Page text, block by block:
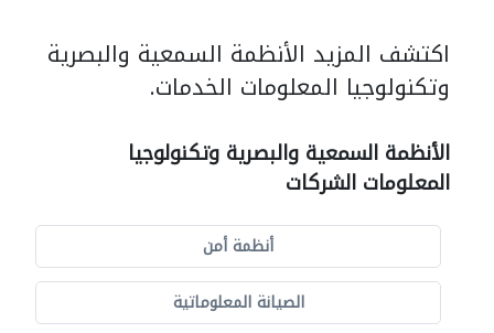
اكتشف المزيد الأنظمة السمعية والبصرية
وتكنولوجيا المعلومات الخدمات.
الأنظمة السمعية والبصرية وتكنولوجيا
المعلومات الشركات
أنظمة أمن
الصيانة المعلوماتية